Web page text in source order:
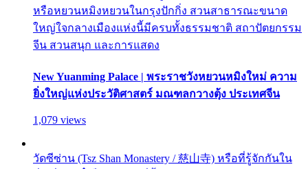
หรือหยวนหมิงหยวนในกรุงปักกิ่ง สวนสาธารณะขนาด
ใหญ่ใจกลางเมืองแห่งนี้มีครบทั้งธรรมชาติ สถาปัตยกรรม
จีน สวนสนุก และการแสดง
New Yuanming Palace | พระราชวังหยวนหมิงใหม่ ความ
ยิ่งใหญ่แห่งประวัติศาสตร์ มณฑลกวางตุ้ง ประเทศจีน
1,079 views
วัดซีซ่าน (Tsz Shan Monastery / 慈山寺) หรือที่รู้จักกันใน